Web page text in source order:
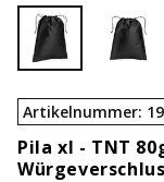
Artikelnummer:
Pila xl - TNT